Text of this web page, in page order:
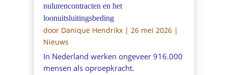
nulurencontracten en het
loonuitsluitingsbeding
door Danique Hendrikx| 26 mei 2026|
Nieuws
In Nederland werken ongeveer 916.000
mensen als oproepkracht.